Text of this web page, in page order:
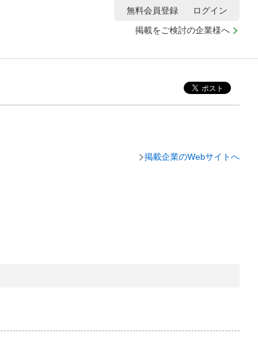
掲載をご検討の企業様へ
無料会員登録 ログイン
掲載企業のWebサイトへ